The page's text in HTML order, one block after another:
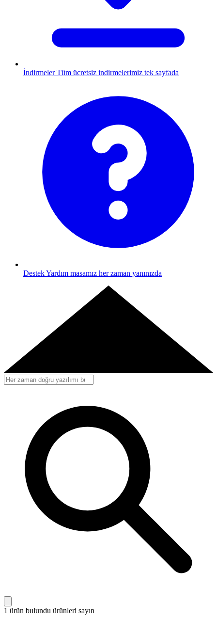
İndirmeler Tüm ücretsiz indirmelerimiz tek sayfada
DestekYardım masamız her zaman yanınızda
1 ürün bulundu ürünleri sayın